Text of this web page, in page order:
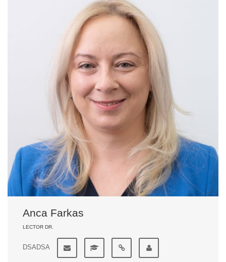
Anca Farkas
LECTOR DR.
DSADSA